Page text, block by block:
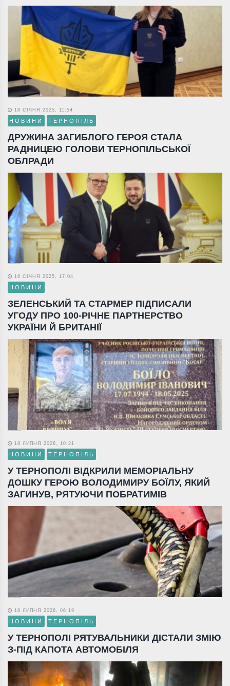
18 СІЧНЯ 2025, 11:54
НОВИНИ ТЕРНОПІЛЬ
ДРУЖИНА ЗАГИБЛОГО ГЕРОЯ СТАЛА
РАДНИЦЕЮ ГОЛОВИ ТЕРНОПІЛЬСЬКОЇ
ОБЛРАДИ
16 СІЧНЯ 2025, 17:04
НОВИНИ
ЗЕЛЕНСЬКИЙ ТА СТАРМЕР ПІДПИСАЛИ
УГОДУ ПРО 100-РІЧНЕ ПАРТНЕРСТВО
УКРАЇНИ Й БРИТАНІЇ
18 ЛИПНЯ 2026, 10:21
НОВИНИ ТЕРНОПІЛЬ
У ТЕРНОПОЛІ ВІДКРИЛИ МЕМОРІАЛЬНУ
ДОШКУ ГЕРОЮ ВОЛОДИМИРУ БОЇЛУ, ЯКИЙ
ЗАГИНУВ, РЯТУЮЧИ ПОБРАТИМІВ
18 ЛИПНЯ 2026, 06:19
НОВИНИ ТЕРНОПІЛЬ
У ТЕРНОПОЛІ РЯТУВАЛЬНИКИ ДІСТАЛИ ЗМІЮ
З-ПІД КАПОТА АВТОМОБІЛЯ